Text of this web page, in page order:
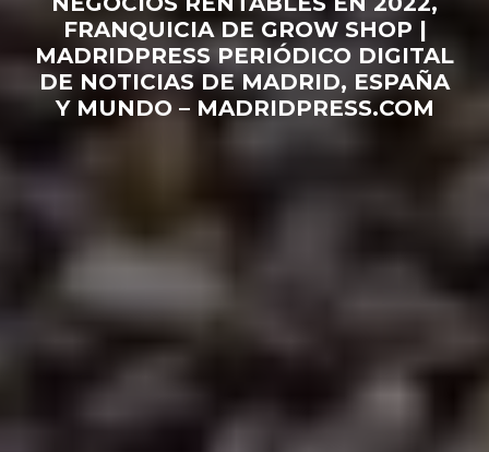
FRANQUICIA DE GROW SHOP |
MADRIDPRESS PERIÓDICO DIGITAL
DE NOTICIAS DE MADRID, ESPAÑA
Y MUNDO – MADRIDPRESS.COM